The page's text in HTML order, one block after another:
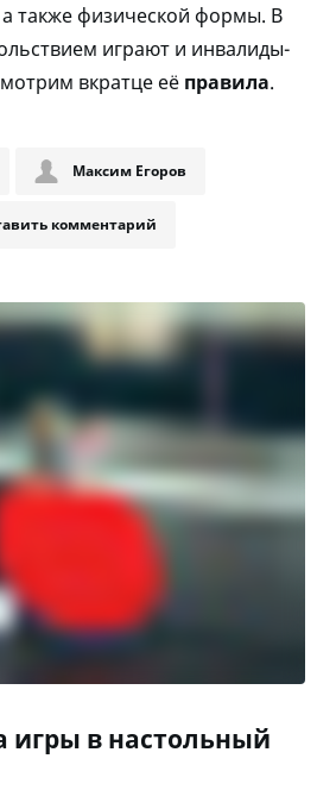
а также физической формы. В
играют и инвалиды-
вкратце её правила.
Максим Егоров
комментарий
в настольный